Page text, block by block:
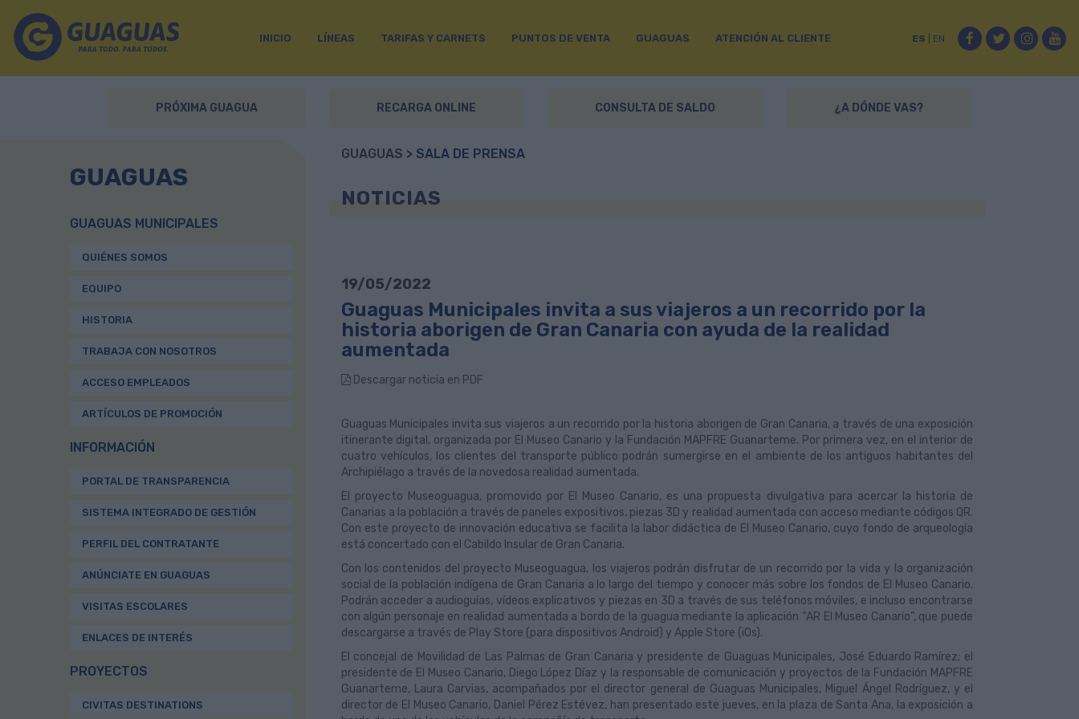
INICIO LÍNEAS TARIFAS Y CARNETS PUNTOS DE VENTA GUAGUAS ATENCIÓN AL CLIENTE Facebook
Twitter
ES EN
PRÓXIMA GUAGUA RECARGA ONLINE CONSULTA DE SALDO ¿A DÓNDE VAS?
GUAGUAS
GUAGUAS MUNICIPALES
QUIÉNES SOMOS
EQUIPO
HISTORIA
TRABAJA CON NOSOTROS
ACCESO EMPLEADOS
ARTÍCULOS DE PROMOCIÓN
INFORMACIÓN
PORTAL DE TRANSPARENCIA
SISTEMA INTEGRADO DE GESTIÓN
PERFIL DEL CONTRATANTE
ANÚNCIATE EN GUAGUAS
VISITAS ESCOLARES
ENLACES DE INTERÉS
PROYECTOS
CIVITAS DESTINATIONS
GUAGUAS > SALA DE PRENSA
NOTICIAS
19/05/2022
Guaguas Municipales invita a sus viajeros a un recorrido por la
historia aborigen de Gran Canaria con ayuda de la realidad
aumentada
Descargar noticia en PDF
Guaguas Municipales invita sus viajeros a un recorrido por la historia aborigen de Gran Canaria, a través de una exposición
itinerante digital, organizada por El Museo Canario y la Fundación MAPFRE Guanarteme. Por primera vez, en el interior de
cuatro vehículos, los clientes del transporte público podrán sumergirse en el ambiente de los antiguos habitantes del
Archipiélago a través de la novedosa realidad aumentada.
El proyecto Museoguagua, promovido por El Museo Canario, es una propuesta divulgativa para acercar la historia de
Canarias a la población a través de paneles expositivos, piezas 3D y realidad aumentada con acceso mediante códigos QR.
Con este proyecto de innovación educativa se facilita la labor didáctica de El Museo Canario, cuyo fondo de arqueología
está concertado con el Cabildo Insular de Gran Canaria.
Con los contenidos del proyecto Museoguagua, los viajeros podrán disfrutar de un recorrido por la vida y la organización
social de la población indígena de Gran Canaria a lo largo del tiempo y conocer más sobre los fondos de El Museo Canario.
Podrán acceder a audioguías, vídeos explicativos y piezas en 3D a través de sus teléfonos móviles, e incluso encontrarse
con algún personaje en realidad aumentada a bordo de la guagua mediante la aplicación “AR El Museo Canario”, que puede
descargarse a través de Play Store (para dispositivos Android) y Apple Store (iOs).
El concejal de Movilidad de Las Palmas de Gran Canaria y presidente de Guaguas Municipales, José Eduardo Ramírez; el
presidente de El Museo Canario, Diego López Díaz y la responsable de comunicación y proyectos de la Fundación MAPFRE
Guanarteme, Laura Carvias, acompañados por el director general de Guaguas Municipales, Miguel Ángel Rodríguez, y el
director de El Museo Canario, Daniel Pérez Estévez, han presentado este jueves, en la plaza de Santa Ana, la exposición a